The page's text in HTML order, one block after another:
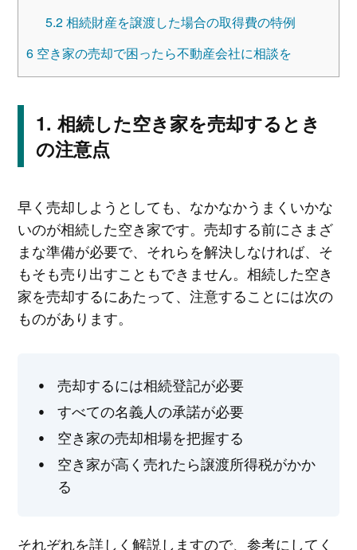
5.2相続財産を譲渡した場合の取得費の特例
6空き家の売却で困ったら不動産会社に相談を
相続した空き家を売却するとき
の注意点
早く売却しようとしても、なかなかうまくいかな
いのが相続した空き家です。売却する前にさまざ
まな準備が必要で、それらを解決しなければ、そ
もそも売り出すこともできません。相続した空き
家を売却するにあたって、注意することには次の
ものがあります。
売却するには相続登記が必要
すべての名義人の承諾が必要
空き家の売却相場を把握する
空き家が高く売れたら譲渡所得税がかか
る
それぞれを詳しく解説しますので、参考にしてく